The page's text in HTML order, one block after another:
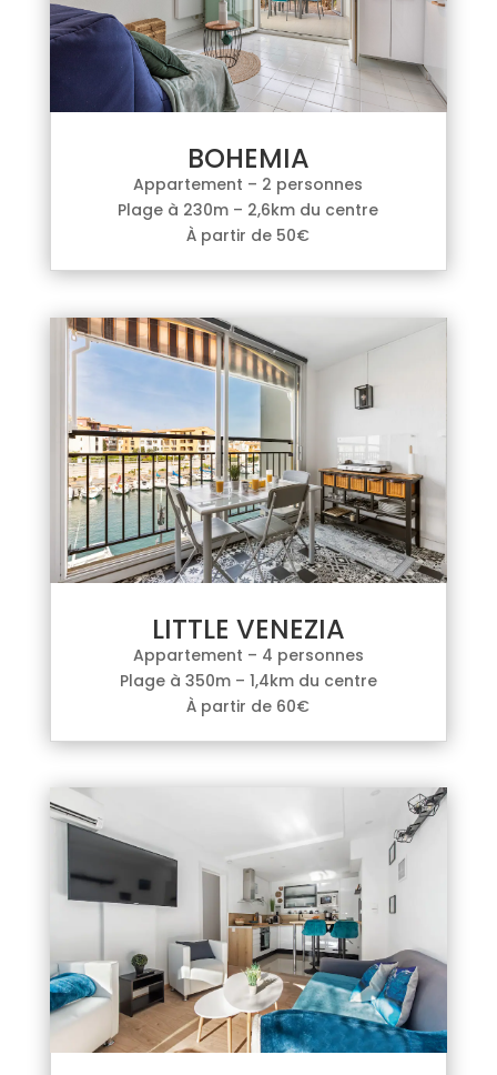
BOHEMIA
Appartement – 2 personnes
Plage à 230m – 2,6km du centre
À partir de 50€
LITTLE VENEZIA
Appartement – 4 personnes
Plage à 350m – 1,4km du centre
À partir de 60€